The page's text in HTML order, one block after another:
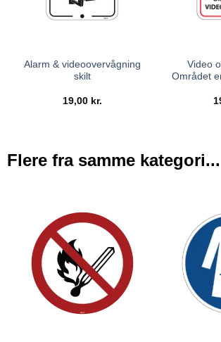
Alarm & videoovervågning
skilt
19,00 kr.
Video
Området
Flere fra samme kategori...